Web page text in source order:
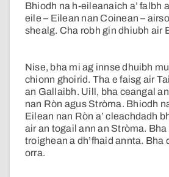
Bhiodh na h-eileanaich a’ falbh
eile – Eilean nan Coinean –
shealg. Cha robh gin dhiubh air
Nise, bha mi ag innse dhuibh
chionn ghoirid. Tha e faisg air
an Gallaibh. Uill, bha ceangal
nan Ròn agus Stròma. Bhiodh
Eilean nan Ròn a’ cleachdadh
air an togail ann an Stròma. Bha
troighean a dh’fhaid annta. Bha
orra.